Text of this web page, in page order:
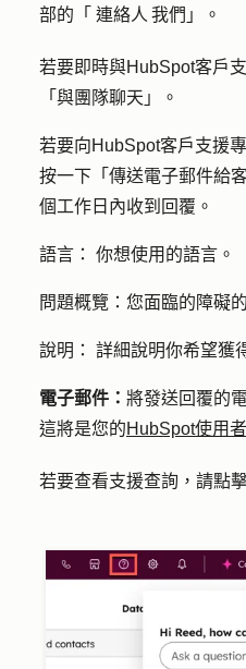
部的「 連絡人 我們 」。
若要即時與HubSpot客戶
「與團隊聊天 」。
若要向HubSpot客戶支援
按一下「傳送電子郵件給
個工作日內收到回覆。
語言： 你想使用的語言。
問題概覽： 您面臨的障礙
說明： 詳細說明你希望獲
電子郵件： 將發送回覆的
這將是您的HubSpot使用
若要查看支援查詢，請點